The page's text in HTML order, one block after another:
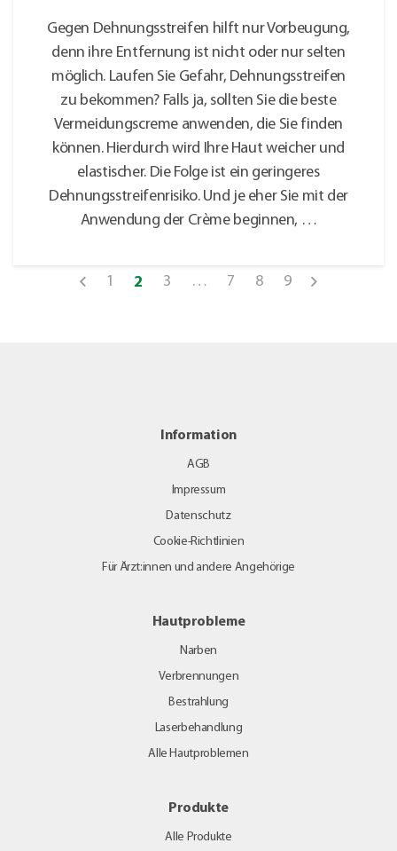
Gegen Dehnungsstreifen hilft nur Vorbeugung,
denn ihre Entfernung ist nicht oder nur selten
möglich. Laufen Sie Gefahr, Dehnungsstreifen
zu bekommen? Falls ja, sollten Sie die beste
Vermeidungscreme anwenden, die Sie finden
können. Hierdurch wird Ihre Haut weicher und
elastischer. Die Folge ist ein geringeres
Dehnungsstreifenrisiko. Und je eher Sie mit der
Anwendung der Crème beginnen, …
1 2 3 … 7 8 9
Information
AGB
Impressum
Datenschutz
Cookie-Richtlinien
Für Ärzt:innen und andere Angehörige
Hautprobleme
Narben
Verbrennungen
Bestrahlung
Laserbehandlung
Alle Hautproblemen
Produkte
Alle Produkte